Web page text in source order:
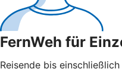
FernWeh für
Reisende bis